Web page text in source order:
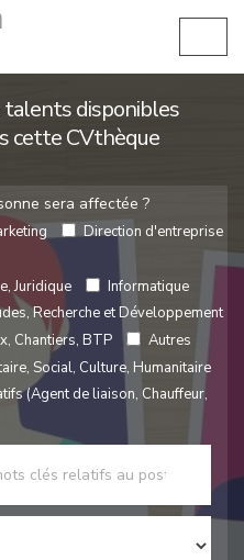
disponibles
cette CVthèque
sera affectée ?
Direction d'entreprise
Juridique
Informatique
Recherche et Développement
Chantiers, BTP
Autres
Social, Culture, Humanitaire
(Agent de liaison, Chauffeur,